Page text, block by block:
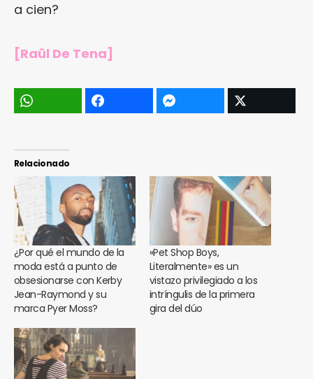
a cien?
[Raül De Tena]
Relacionado
¿Por qué el mundo de la
moda está a punto de
obsesionarse con Kerby
Jean-Raymond y su
marca Pyer Moss?
«Pet Shop Boys,
Literalmente» es un
vistazo privilegiado a los
intríngulis de la primera
gira del dúo